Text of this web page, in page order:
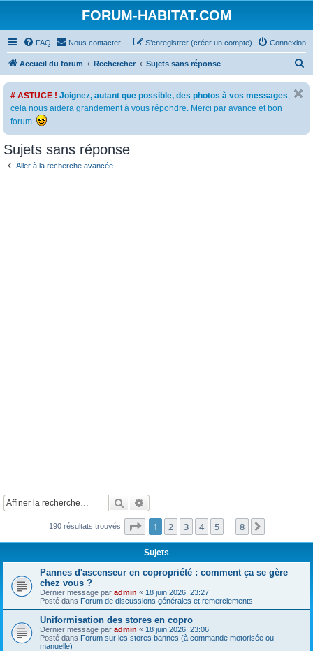
FORUM-HABITAT.COM
FAQ Nous contacter Connexion
S’enregistrer (créer un compte)
Accueil du forum Rechercher Sujets sans réponse
e
# ASTUCE ! Joignez, autant que possible, des photos à vos messages,
cela nous aidera grandement à vous répondre. Merci par avance et bon
forum.
Sujets sans réponse
Aller à la recherche avancée
Rechercher
190 résultats trouvés Page 1sur8
1 2 3 4 5 8
Sujets
Pannes d'ascenseur en copropriété : comment ça se gère
chez vous ?
Dernier message par admin « 18 juin 2026, 23:27
Posté dans Forum de discussions générales et remerciements
Uniformisation des stores en copro
Dernier message par admin « 18 juin 2026, 23:06
Posté dans Forum sur les stores bannes (à commande motorisée ou
manuelle)